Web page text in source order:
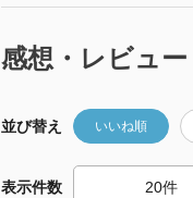
感想・レビュ
並び替え いいね順
表示件数